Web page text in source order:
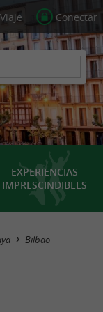
Conectar
EXPERIENCIAS
IMPRESCINDIBLES
Masquer la carte
Bilbao